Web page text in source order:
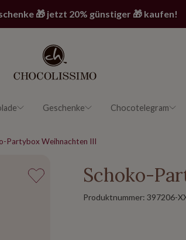
🎁 jetzt 20% günstiger 🎁 kaufen!
Geschenke Chocotelegram
Partybox Weihnachten III
Schoko-
Produktnummer: 397206-